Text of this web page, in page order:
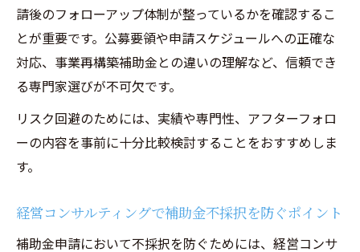
請後のフォローアップ体制が整っているかを確認するこ
とが重要です。公募要領や申請スケジュールへの正確な
対応、事業再構築補助金との違いの理解など、信頼でき
る専門家選びが不可欠です。
リスク回避のためには、実績や専門性、アフターフォロ
ーの内容を事前に十分比較検討することをおすすめしま
す。
経営コンサルティングで補助金不採択を防ぐポイント
補助金申請において不採択を防ぐためには、経営コンサ